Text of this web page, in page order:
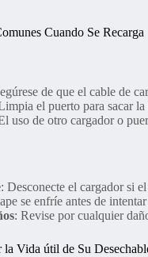
Cuando Se Recarga
de que el cable de
el puerto para sacar la
uso de otro cargador o
: Desconecte el cargador si
se enfríe antes de
: Revise por cualquier
Vida útil de Su